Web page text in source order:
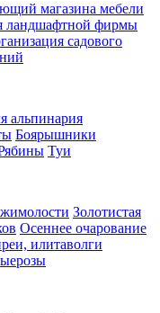
магазина мебели
ландшафтной фирмы
садового
альпинария
Боярышники
Туи
Золотистая
Осеннее очарование
илитаволги